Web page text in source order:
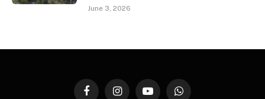
June 3, 2026
FacebookInstagramYouTubeWhatsApp